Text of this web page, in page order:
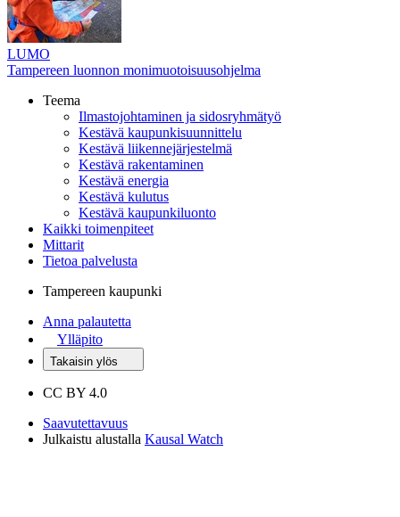
LUMO
Tampereen luonnon monimuotoisuusohjelma
Teema
Ilmastojohtaminen ja sidosryhmätyö
Kestävä kaupunkisuunnittelu
Kestävä liikennejärjestelmä
Kestävä rakentaminen
Kestävä energia
Kestävä kulutus
Kestävä kaupunkiluonto
Kaikki toimenpiteet
Mittarit
Tietoa palvelusta
Tampereen kaupunki
Anna palautetta
Ylläpito
Takaisin ylös
CC BY 4.0
Saavutettavuus
Julkaistu alustalla Kausal Watch